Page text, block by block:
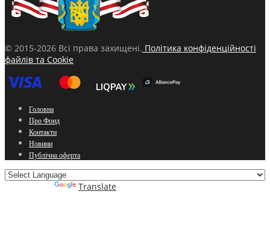
© 2015-2026 Всі права захищені. Політика конфіденційності
файлів та Cookie
Головна
Про Фонд
Контакти
Новини
Публічна оферта
Translate